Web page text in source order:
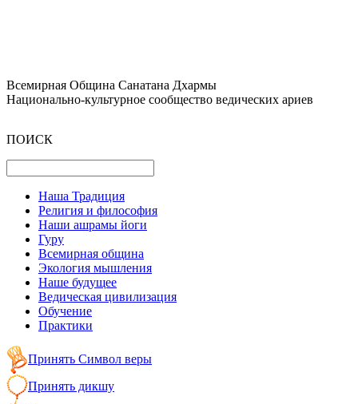
Всемирная Община Санатана Дхармы
Национально-культурное сообщество ведических ариев
ПОИСК
Наша Традиция
Религия и философия
Наши ашрамы йоги
Гуру
Всемирная община
Экология мышления
Наше будущее
Ведическая цивилизация
Обучение
Практики
Принять Символ веры
Принять дикшу